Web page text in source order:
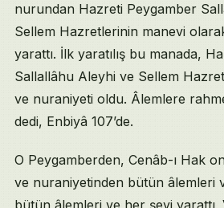
nurundan Hazreti Peygamber
Sellem Hazretlerinin manevi
yarattı. İlk yaratılış bu manada,
Sallallâhu Aleyhi ve Sellem
ve nuraniyeti oldu. Âlemlere
dedi, Enbiyâ 107’de.
O Peygamberden, Cenâb-ı Hak
ve nuraniyetinden bütün âlemleri
bütün âlemleri ve her şeyi